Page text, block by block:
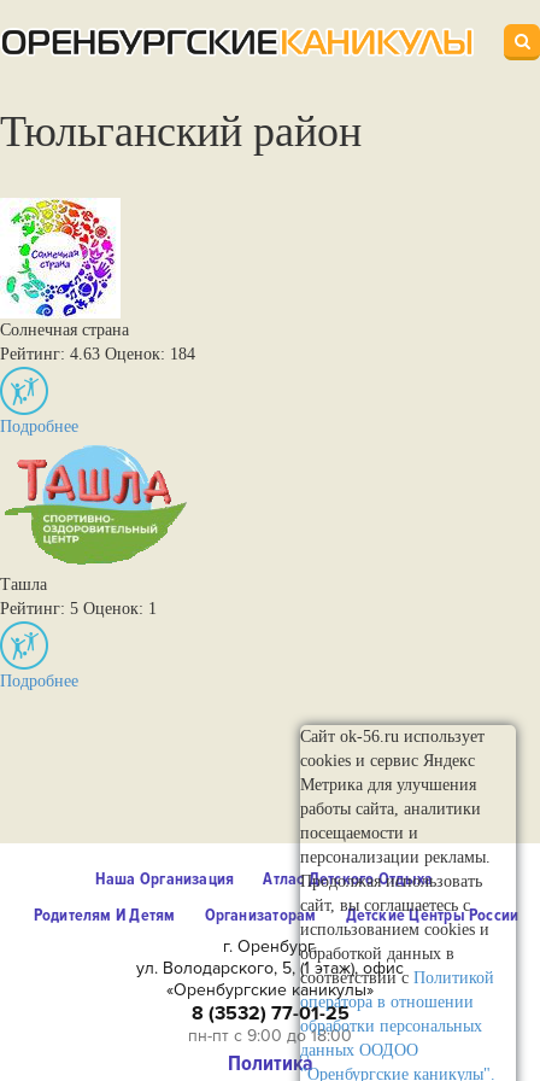
Тюльганский район‎
Солнечная страна
Рейтинг: 4.63 Оценок: 184
Подробнее
Ташла
Рейтинг: 5 Оценок: 1
Подробнее
Наша Организация
Атлас Детского Отдыха
Родителям И Детям
Организаторам
Детские Центры России
г. Оренбург,
ул. Володарского, 5, (1 этаж), офис
«Оренбургские каникулы»
8 (3532) 77-01-25
пн-пт с 9:00 до 18:00
Политика
Сайт ok-56.ru использует
cookies и сервис Яндекс
Метрика для улучшения
работы сайта, аналитики
посещаемости и
персонализации рекламы.
Продолжая использовать
сайт, вы соглашаетесь с
использованием cookies и
обработкой данных в
соответствии с Политикой
оператора в отношении
обработки персональных
данных ООДОО
"Оренбургские каникулы".